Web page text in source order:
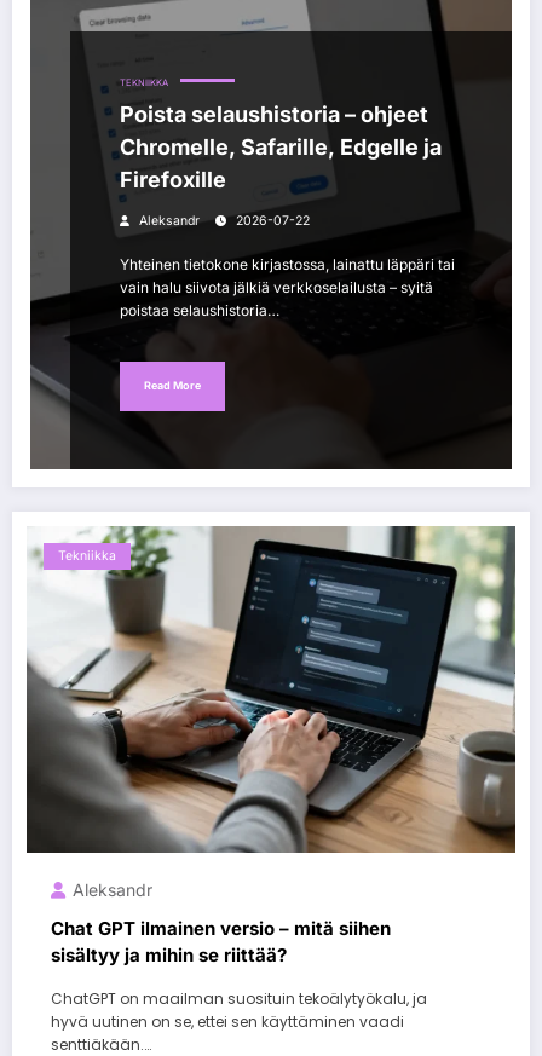
TEKNIIKKA
Poista selaushistoria – ohjeet
Chromelle, Safarille, Edgelle ja
Firefoxille
Aleksandr 2026-07-22
Yhteinen tietokone kirjastossa, lainattu läppäri tai
vain halu siivota jälkiä verkkoselailusta – syitä
poistaa selaushistoria…
Read More
Tekniikka
Aleksandr
Chat GPT ilmainen versio – mitä siihen
sisältyy ja mihin se riittää?
ChatGPT on maailman suosituin tekoälytyökalu, ja
hyvä uutinen on se, ettei sen käyttäminen vaadi
senttiäkään.…